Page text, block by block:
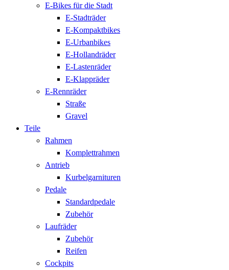
E-Bikes für die Stadt
E-Stadträder
E-Kompaktbikes
E-Urbanbikes
E-Hollandräder
E-Lastenräder
E-Klappräder
E-Rennräder
Straße
Gravel
Teile
Rahmen
Komplettrahmen
Antrieb
Kurbelgarnituren
Pedale
Standardpedale
Zubehör
Laufräder
Zubehör
Reifen
Cockpits